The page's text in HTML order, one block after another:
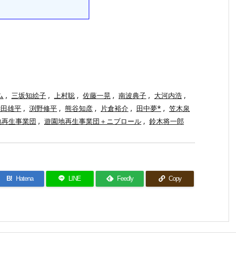
, 三坂知絵子 , 上村聡 , 佐藤一晃 , 南波典子 , 大河内浩 ,
雄平 , 渕野修平 , 熊谷知彦 , 片倉裕介 , 田中夢* , 笠木泉
生事業団 , 遊園地再生事業団＋ニブロール , 鈴木将一郎
B! Hatena LINE Feedly Copy